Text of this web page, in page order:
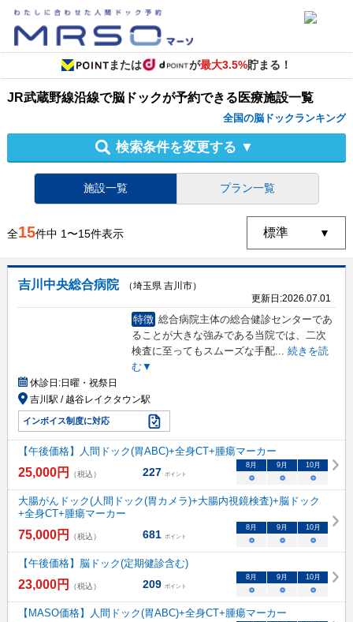
または が最大3.5%貯まる！
JR武蔵野線沿線で脳ドックが予約できる医療施設一覧
全国の脳ドックランキング
検索条件を変更する ▼
施設一覧 プラン一覧
全15件中 1〜15件表示
吉川中央総合病院
（埼玉県 吉川市）
更新日:2026.07.01
特徴 総合病院主体の総合健診センターであ
ることが大きな強みである当院では、二次
検査に至ってもスムーズな手配... 続きを読
む▼
休診日:日曜・祝祭日
吉川駅 / 越谷レイクタウン駅
インボイス制度に対応
【午後価格】人間ドック(胃ABC)+全身CT+腫瘍マーカー
25,000円 （税込） 227 ポイント
8月 9月 10月
○ ○ ○
大腸がんドック(人間ドック(胃カメラ)+大腸内視鏡検査)+脳ドック
+全身CT+腫瘍マーカー
75,000円 （税込） 681 ポイント
8月 9月 10月
○ ○ ○
【午後価格】脳ドック(定期健診含む)
23,000円 （税込） 209 ポイント
8月 9月 10月
○ ○ ○
【MASO価格】人間ドック(胃ABC)+全身CT+腫瘍マーカー